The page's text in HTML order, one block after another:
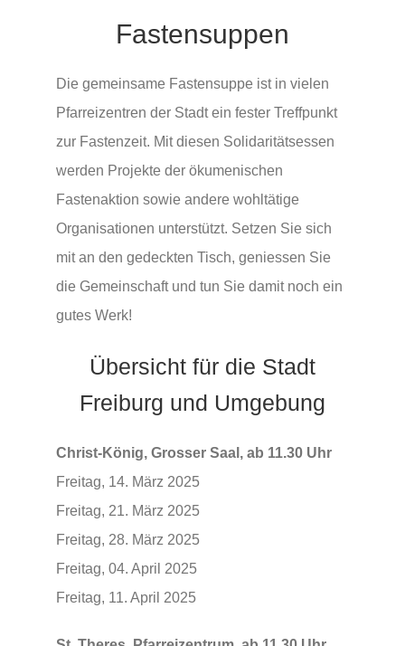
Lebensstationen
Wer wir sind
Aktuelles
Pfarrblatt
Predigten
Videos
Fastensuppen
Die gemeinsame Fastensuppe ist in vielen
Pfarreizentren der Stadt ein fester Treffpunkt
zur Fastenzeit. Mit diesen Solidaritätsessen
werden Projekte der ökumenischen
Fastenaktion sowie andere wohltätige
Organisationen unterstützt. Setzen Sie sich
mit an den gedeckten Tisch, geniessen Sie
die Gemeinschaft und tun Sie damit noch ein
gutes Werk!
Übersicht für die Stadt
Freiburg und Umgebung
Christ-König, Grosser Saal, ab 11.30 Uhr
Freitag, 14. März 2025
Freitag, 21. März 2025
Freitag, 28. März 2025
Freitag, 04. April 2025
Freitag, 11. April 2025